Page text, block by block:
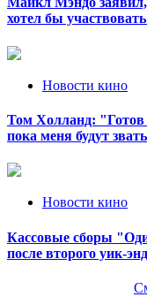
хотел бы
Новости кино
Том Холланд: "Готов
пока меня будут
Новости кино
Кассовые сборы
после второго уик-